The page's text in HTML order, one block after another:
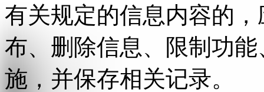
有关规定的信息内容的
布、删除信息、限制功
施，并保存相关记录。